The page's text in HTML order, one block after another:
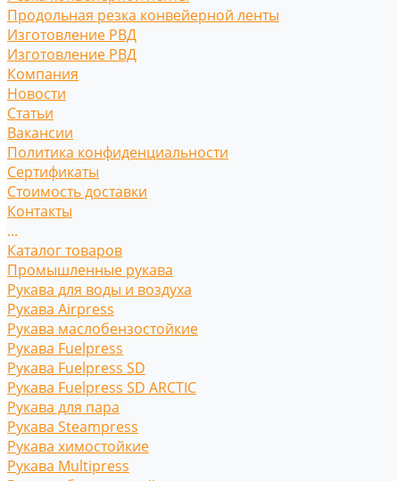
Продольная резка конвейерной ленты
Изготовление РВД
Изготовление РВД
Компания
Новости
Статьи
Вакансии
Политика конфиденциальности
Сертификаты
Стоимость доставки
Контакты
...
Каталог товаров
Промышленные рукава
Рукава для воды и воздуха
Рукава Airpress
Рукава маслобензостойкие
Рукава Fuelpress
Рукава Fuelpress SD
Рукава Fuelpress SD ARCTIC
Рукава для пара
Рукава Steampress
Рукава химостойкие
Рукава Multipress